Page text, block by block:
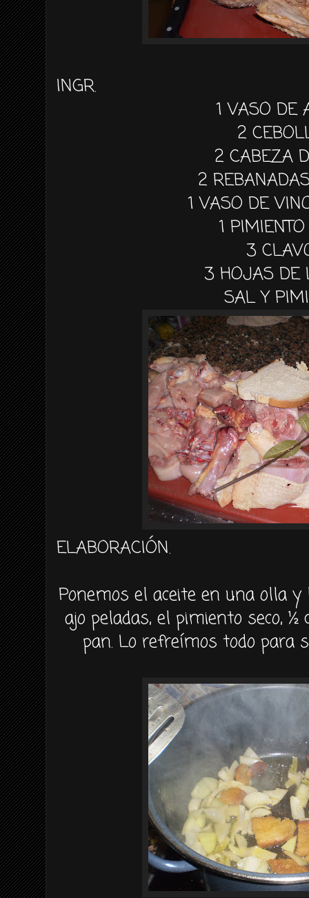
INGR.
1 VASO DE
2
2 CABEZA
2
1 VASO DE
1
3
3 HOJAS DE
SAL Y
ELABORACIÓN.
Ponemos el aceite en una olla
ajo peladas, el pimiento seco,
pan. Lo refreímos todo para